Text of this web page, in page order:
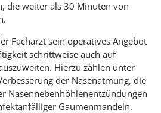
die weiter als 30 Minuten von
Facharzt sein operatives Angebot
schrittweise auch auf
Hierzu zählen unter
der Nasenatmung, die
Nasennebenhöhlenentzündungen
Gaumenmandeln.